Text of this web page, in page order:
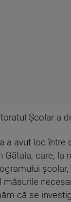
Școlar a
a avut loc
Gătaia, care, la
măsurile
că se